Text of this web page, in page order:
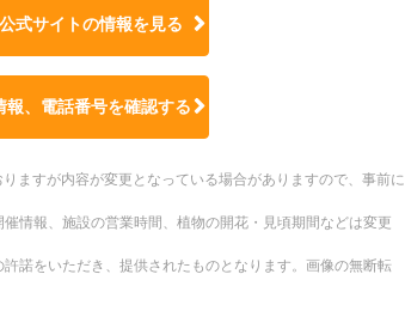
式サイトの情報を見る
、電話番号を確認する
ますが内容が変更となっている場合がありますので、事前に
情報、施設の営業時間、植物の開花・見頃期間などは変更
諾をいただき、提供されたものとなります。画像の無断転